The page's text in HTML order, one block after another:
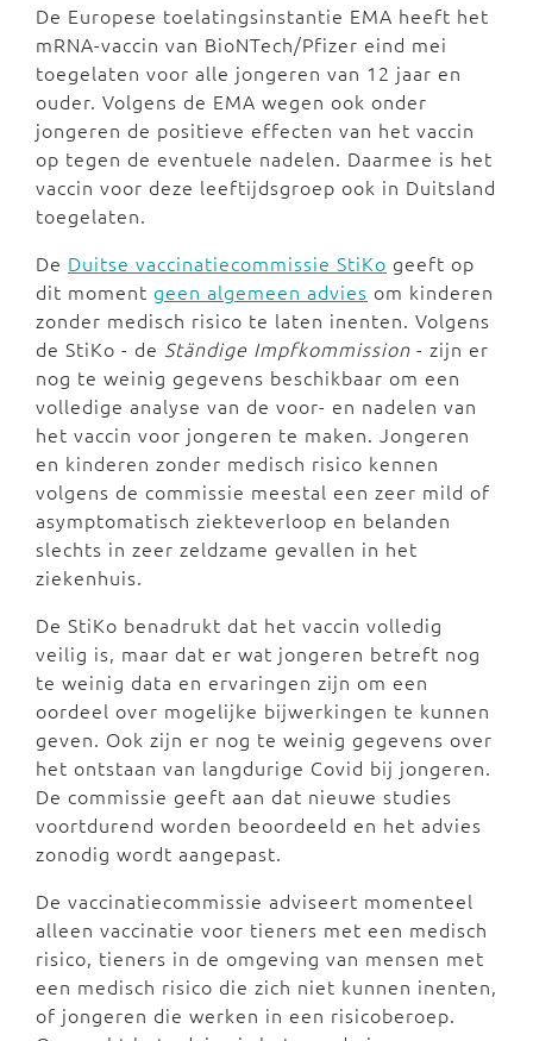
De Europese toelatingsinstantie EMA heeft het
mRNA-vaccin van BioNTech/Pfizer eind mei
toegelaten voor alle jongeren van 12 jaar en
ouder. Volgens de EMA wegen ook onder
jongeren de positieve effecten van het vaccin
op tegen de eventuele nadelen. Daarmee is het
vaccin voor deze leeftijdsgroep ook in Duitsland
toegelaten.
De Duitse vaccinatiecommissie StiKo geeft op
dit moment geen algemeen advies om kinderen
zonder medisch risico te laten inenten. Volgens
de StiKo - de Ständige Impfkommission - zijn er
nog te weinig gegevens beschikbaar om een
volledige analyse van de voor- en nadelen van
het vaccin voor jongeren te maken. Jongeren
en kinderen zonder medisch risico kennen
volgens de commissie meestal een zeer mild of
asymptomatisch ziekteverloop en belanden
slechts in zeer zeldzame gevallen in het
ziekenhuis.
De StiKo benadrukt dat het vaccin volledig
veilig is, maar dat er wat jongeren betreft nog
te weinig data en ervaringen zijn om een
oordeel over mogelijke bijwerkingen te kunnen
geven. Ook zijn er nog te weinig gegevens over
het ontstaan van langdurige Covid bij jongeren.
De commissie geeft aan dat nieuwe studies
voortdurend worden beoordeeld en het advies
zonodig wordt aangepast.
De vaccinatiecommissie adviseert momenteel
alleen vaccinatie voor tieners met een medisch
risico, tieners in de omgeving van mensen met
een medisch risico die zich niet kunnen inenten,
of jongeren die werken in een risicoberoep.